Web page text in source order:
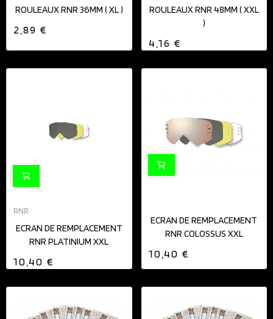
ROULEAUX RNR 36MM ( XL )
2,89 €
ROULEAUX RNR 48MM ( XXL
)
4,16 €
RNR
ECRAN DE REMPLACEMENT
RNR PLATINIUM XXL
10,40 €
ECRAN DE REMPLACEMENT
RNR COLOSSUS XXL
10,40 €